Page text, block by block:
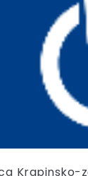
Krapinsko-